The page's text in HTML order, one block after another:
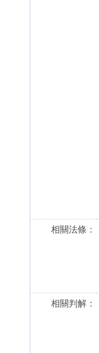
相關法條：
相關判解：